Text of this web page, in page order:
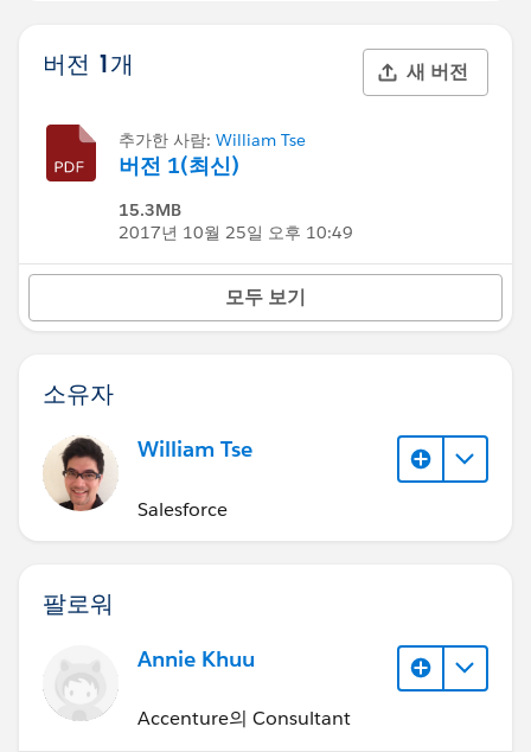
버전 1개 새 버전
추가한 사람: William Tse
버전 1(최신)
15.3MB
2017년 10월 25일 오후 10:49
모두 보기
소유자
William Tse
Salesforce
팔로워
Annie Khuu
Accenture의 Consultant